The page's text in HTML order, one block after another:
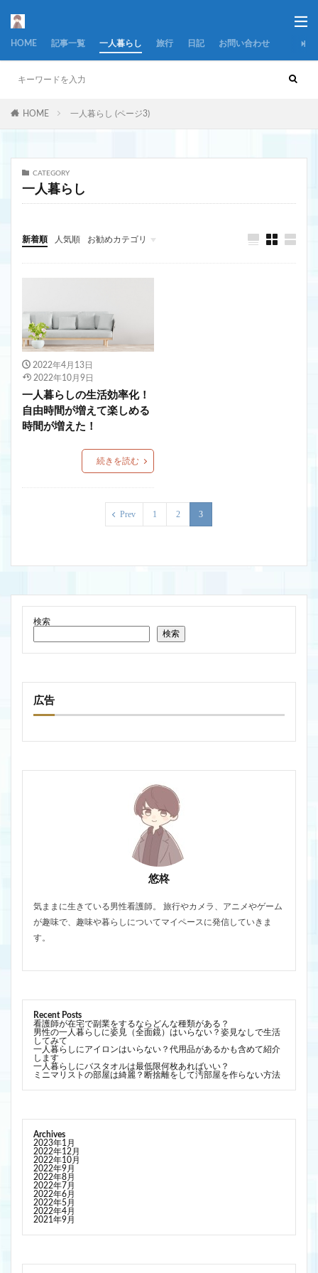
HOME 記事一覧 一人暮らし 旅行 日記 お問い合わせ
HOME 一人暮らし (ページ3)
CATEGORY
一人暮らし
新着順 人気順 お勧めカテゴリ
一人暮らし
看護
旅行
日記
2022年4月13日
2022年10月9日
一人暮らしの生活効率化！
自由時間が増えて楽しめる
時間が増えた！
続きを読む
Prev 1 2 3
検索
検索
広告
悠柊
気ままに生きている男性看護師。 旅行やカメラ、アニメやゲーム
が趣味で、趣味や暮らしについてマイペースに発信していきま
す。
Recent Posts
看護師が在宅で副業をするならどんな種類がある？
男性の一人暮らしに姿見（全面鏡）はいらない？姿見なしで生活
してみて
一人暮らしにアイロンはいらない？代用品があるかも含めて紹介
します
一人暮らしにバスタオルは最低限何枚あればいい？
ミニマリストの部屋は綺麗？断捨離をして汚部屋を作らない方法
Archives
2023年1月
2022年12月
2022年10月
2022年9月
2022年8月
2022年7月
2022年6月
2022年5月
2022年4月
2021年9月